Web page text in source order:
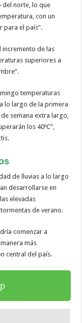
del norte, lo que
con un
para el país”.
incremento de las
superiores a
temperaturas
lo largo de la primera
semana extra largo,
los 40ºC”,
de lluvias a lo largo
desarrollarse en
elevadas
de verano.
comenzar a
más
central del país.